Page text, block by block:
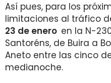
Así pues, para los
limitaciones al tráfico
23 de enero en la N-
Santoréns, de Buira a
Aneto entre las cinco
medianoche.